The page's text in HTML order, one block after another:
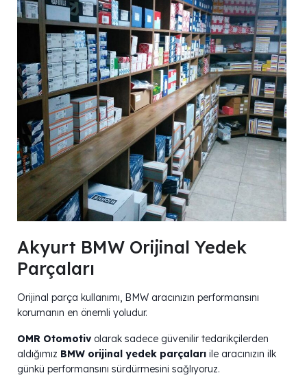
Akyurt BMW Orijinal Yedek
Parçaları
Orijinal parça kullanımı, BMW aracınızın performansını
korumanın en önemli yoludur.
OMR Otomotivolarak sadece güvenilir tedarikçilerden
aldığımız BMW orijinal yedek parçaları ile aracınızın ilk
günkü performansını sürdürmesini sağlıyoruz.